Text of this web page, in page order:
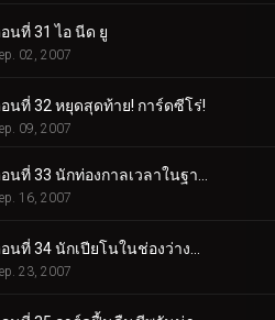
นที่ 31 ไอ นีด ยู
02, 2007
นที่ 32 หยุดสุดท้าย! การ์ดซีโร่!
09, 2007
16, 2007
23, 2007